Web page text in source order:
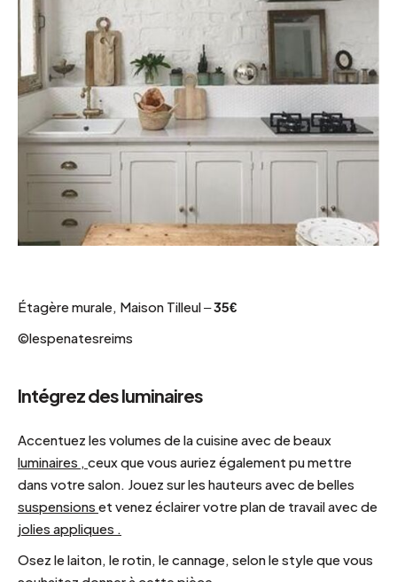
Étagère murale, Maison Tilleul –35€
©lespenatesreims
Intégrez des luminaires
Accentuez les volumes de la cuisine avec de beaux
luminaires
ceux que vous auriez également pu mettre
dans votre salon. Jouez sur les hauteurs avec de belles
suspensions et venez éclairer votre plan de travail avec de
jolies appliques
Osez le laiton, le rotin, le cannage, selon le style que vous